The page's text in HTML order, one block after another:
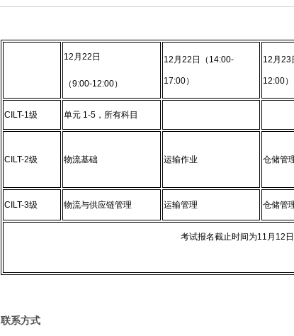
12月22日
（9:00-12:00）
12月22日（14:00-
17:00）
12月23
12:00）
CILT-1级 单元 1-5，所有科目
CILT-2级 物流基础 运输作业 仓储管
CILT-3级 物流与供应链管理 运输管理 仓储管
考试报名截止时间为11月12日
联系方式